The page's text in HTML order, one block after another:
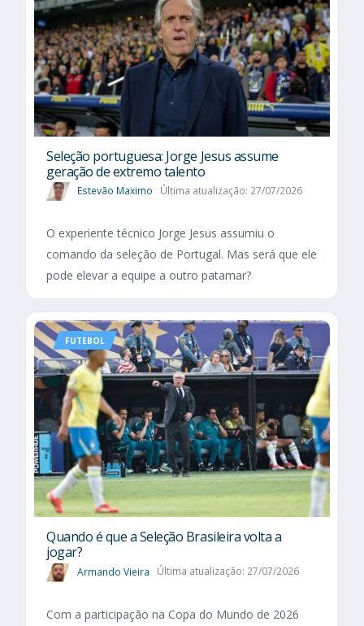
Seleção portuguesa: Jorge Jesus assume
geração de extremo talento
Estevão Maximo Última atualização: 27/07/2026
O experiente técnico Jorge Jesus assumiu o
comando da seleção de Portugal. Mas será que ele
pode elevar a equipe a outro patamar?
FUTEBOL
Quando é que a Seleção Brasileira volta a
jogar?
Armando Vieira Última atualização: 27/07/2026
Com a participação na Copa do Mundo de 2026